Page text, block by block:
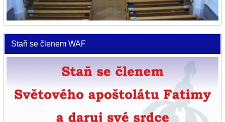
Staň se členem WAF